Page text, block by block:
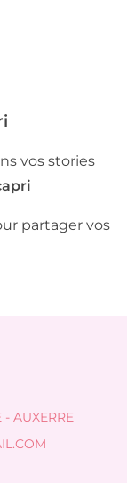
vos stories
partager vos
- AUXERRE